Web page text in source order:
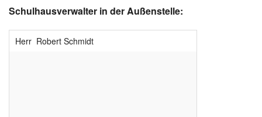
Schulhausverwalter in der Außenstelle:
Herr Robert Schmidt